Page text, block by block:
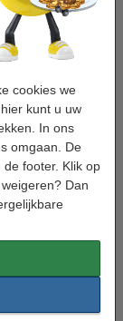
cookies we
kunt u uw
In ons
omgaan. De
footer. Klik op
Dan